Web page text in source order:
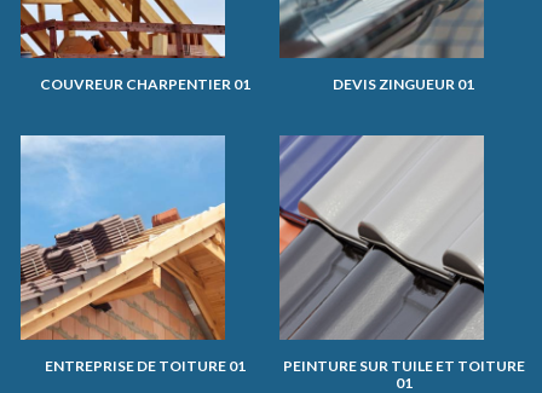
COUVREUR CHARPENTIER 01 DEVIS ZINGUEUR 01
ENTREPRISE DE TOITURE 01
PEINTURE SUR TUILE ET TOITURE
01